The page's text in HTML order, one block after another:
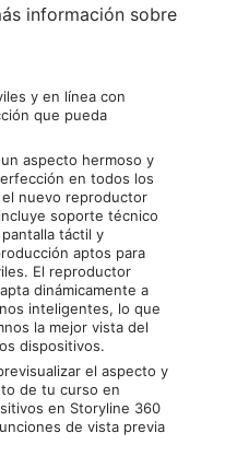
información sobre
y en línea con
que pueda
aspecto hermoso y
en todos los
nuevo reproductor
soporte técnico
táctil y
aptos para
El reproductor
dinámicamente a
inteligentes, lo que
la mejor vista del
dispositivos.
el aspecto y
de tu curso en
en Storyline 360
de vista previa